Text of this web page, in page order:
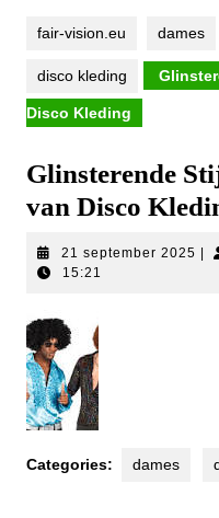
fair-vision.eu dames
disco kleding
Disco Kleding
Glinsterende
van Disco
21 september 2025 21
15:21
Categories: dames